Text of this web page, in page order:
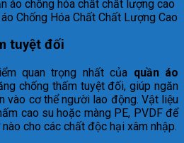
Chống Hóa Chất Chất Lượng Cao
tuyệt đối
quan trọng nhất của quần áo
chống thấm tuyệt đối, giúp ngăn
vào cơ thể người lao động. Vật liệu
cao su hoặc màng PE, PVDF để
cho các chất độc hại xâm nhập.